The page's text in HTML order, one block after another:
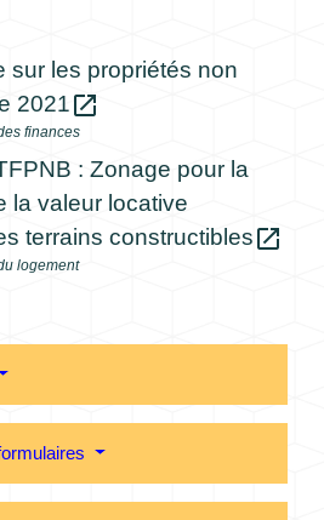
sur les propriétés non
2021open_in_new
finances
: Zonage pour la
la valeur locative
terrains constructiblesopen_in_new
logement